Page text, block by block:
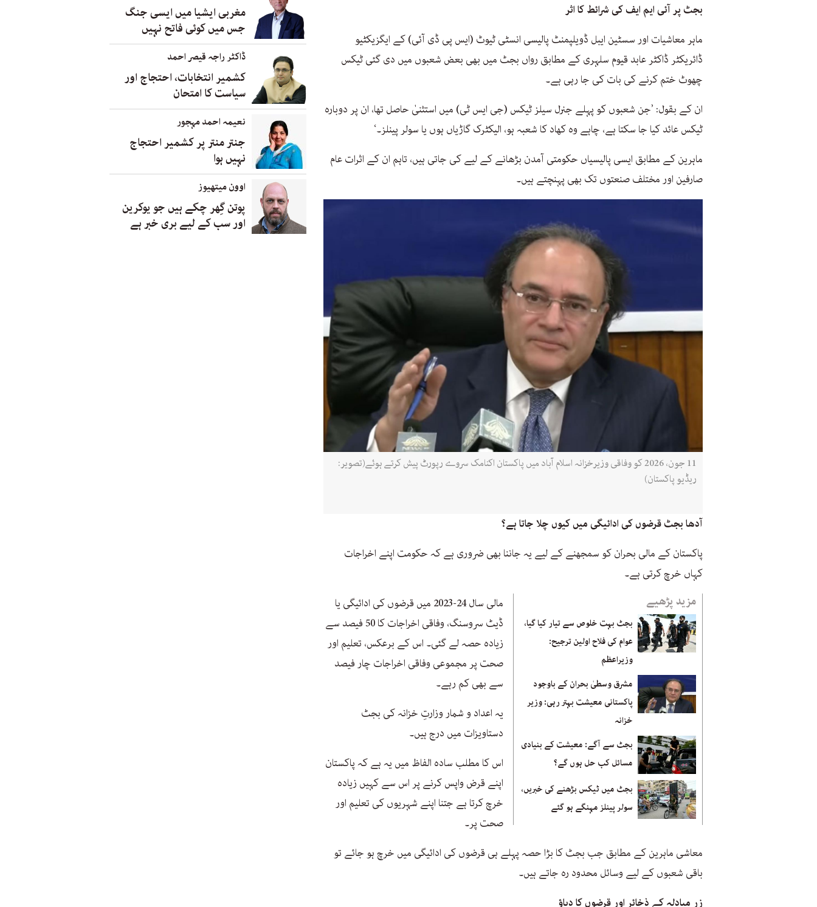
بجٹ پر آئی ایم ایف کی شرائط کا اثر
ماہر معاشیات اور سسٹین ایبل ڈویلپمنٹ پالیسی انسٹی ٹیوٹ (ایس پی ڈی آئی) کے ایگزیکٹیو
ڈائریکٹر ڈاکٹر عابد قیوم سلہری کے مطابق رواں بجٹ میں بھی بعض شعبوں میں دی گئی ٹیکس
چھوٹ ختم کرنے کی بات کی جا رہی ہے۔
ان کے بقول: ’جن شعبوں کو پہلے جنرل سیلز ٹیکس (جی ایس ٹی) میں استثنیٰ حاصل تھا، ان پر دوبارہ
ٹیکس عائد کیا جا سکتا ہے، چاہے وہ کھاد کا شعبہ ہو، الیکٹرک گاڑیاں ہوں یا سولر پینلز۔‘
ماہرین کے مطابق ایسی پالیسیاں حکومتی آمدن بڑھانے کے لیے کی جاتی ہیں، تاہم ان کے اثرات عام
صارفین اور مختلف صنعتوں تک بھی پہنچتے ہیں۔
11 جون، 2026 کو وفاقی وزیرخزانہ اسلام آباد میں پاکستان اکنامک سروے رپورٹ پیش کرتے ہوئے(تصویر:
ریڈیو پاکستان)
آدھا بجٹ قرضوں کی ادائیگی میں کیوں چلا جاتا ہے؟
پاکستان کے مالی بحران کو سمجھنے کے لیے یہ جاننا بھی ضروری ہے کہ حکومت اپنے اخراجات
کہاں خرچ کرتی ہے۔
مزید پڑھیے
بجٹ بہت خلوص سے تیار کیا گیا،
عوام کی فلاح اولین ترجیح:
وزیراعظم
مشرق وسطیٰ بحران کے باوجود
پاکستانی معیشت بہتر رہی: وزیر
خزانہ
بجٹ سے آگے: معیشت کے بنیادی
مسائل کب حل ہوں گے؟
بجٹ میں ٹیکس بڑھنے کی خبریں،
سولر پینلز مہنگے ہو گئے
مالی سال 24-2023 میں قرضوں کی ادائیگی یا
ڈیٹ سروسنگ، وفاقی اخراجات کا 50 فیصد سے
زیادہ حصہ لے گئی۔ اس کے برعکس، تعلیم اور
صحت پر مجموعی وفاقی اخراجات چار فیصد
سے بھی کم رہے۔
یہ اعداد و شمار وزارتِ خزانہ کی بجٹ
دستاویزات میں درج ہیں۔
اس کا مطلب سادہ الفاظ میں یہ ہے کہ پاکستان
اپنے قرض واپس کرنے پر اس سے کہیں زیادہ
خرچ کرتا ہے جتنا اپنے شہریوں کی تعلیم اور
صحت پر۔
معاشی ماہرین کے مطابق جب بجٹ کا بڑا حصہ پہلے ہی قرضوں کی ادائیگی میں خرچ ہو جائے تو
باقی شعبوں کے لیے وسائل محدود رہ جاتے ہیں۔
زر مبادلہ کے ذخائر اور قرضوں کا دباؤ
مغربی ایشیا میں ایسی جنگ
جس میں کوئی فاتح نہیں
ڈاکٹر راجہ قیصر احمد
کشمیر انتخابات، احتجاج اور
سیاست کا امتحان
نعیمہ احمد مہجور
جنتر منتر پر کشمیر احتجاج
نہیں ہوا
اوون میتھیوز
پوتن گِھر چکے ہیں جو یوکرین
اور سب کے لیے بری خبر ہے